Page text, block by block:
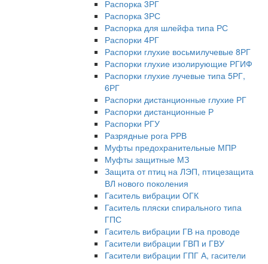
Распорка 3РГ
Распорка 3РС
Распорка для шлейфа типа РС
Распорки 4РГ
Распорки глухие восьмилучевые 8РГ
Распорки глухие изолирующие РГИФ
Распорки глухие лучевые типа 5РГ,
6РГ
Распорки дистанционные глухие РГ
Распорки дистанционные Р
Распорки РГУ
Разрядные рога РРВ
Муфты предохранительные МПР
Муфты защитные МЗ
Защита от птиц на ЛЭП, птицезащита
ВЛ нового поколения
Гаситель вибрации ОГК
Гаситель пляски спирального типа
ГПС
Гаситель вибрации ГВ на проводе
Гасители вибрации ГВП и ГВУ
Гасители вибрации ГПГ А, гасители